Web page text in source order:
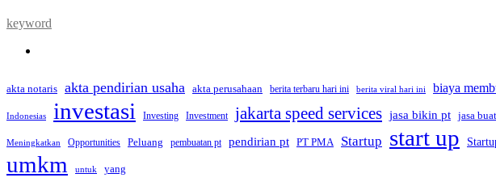
keyword
akta notaris akta pendirian usaha akta perusahaan berita terbaru hari ini berita viral hari ini biaya
Indonesias investasi Investing Investment jakarta speed services jasa bikin pt jasa
Meningkatkan Opportunities Peluang pembuatan pt pendirian pt PT PMA Startup start up
umkm untuk yang